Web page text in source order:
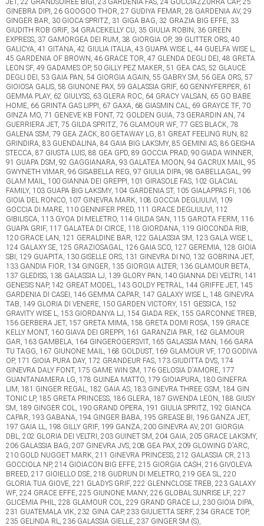
GINEBRA DIPI, 26 GOOGOO THOR, 27 GUDIYA FEMAR, 28 GARDENIA AV, 29
GINGER BAR, 30 GIOCA SPRITZ, 31 GIGA BAG, 32 GRAZIA BIG EFFE, 33
GIUDITH ROB GRIF, 34 GRACEKELLY CU, 35 GIULIA ROBIN, 36 GREEN
EXPRESS, 37 GAMORGEA DEI RUM, 38 GIORGIA OP, 39 GLITTER ORS, 40
GALICYA, 41 GITANA, 42 GIULIA ITALIA, 43 GUAPA WISE L, 44 GUELFA WISE L,
45 GARDENIA OF BROWN, 46 GRACE TOR, 47 GLENDA DEGLI DEI, 48 GRETA
LEON SF, 49 GADAMES OP, 50 GILLY PEZ MAKER, 51 GEA CAS, 52 GLAUCE
DEGLI DEI, 53 GAIA PAN, 54 GIORGIA AGAIN, 55 GABRY SM, 56 GEA ORS, 57
GIOIOSA GALIS, 58 GIUNONE PAX, 59 GALASSIA GRIF, 60 GENNYFERPER, 61
GEMMA PLAY, 62 GIULYSS, 63 GLERA ROC, 64 GRACY VALSAN, 65 GO BABE
HOME, 66 GRINTA GAS LIPPI, 67 GAXA, 68 GIASMIN CAL, 69 GRAYCE TF, 70
GINZA MO, 71 GENEVE KB FONT, 72 GOLDEN GUIA, 73 GERARDIN AN, 74
GUERRIERA JET, 75 GILDA SPRITZ, 76 GLAMOUR WF, 77 GES BLACK, 78
GALENA SSM, 79 GEA ZACK, 80 GETAWAY LG, 81 GREAT FEELING RUN, 82
GRINDIRA, 83 GUENDALINA, 84 GAIA BIG LAKSMY, 85 GEMINI AS, 86 GEISHA
STECCA, 87 GIUSTA LUIS, 88 GEA GPD, 89 GOCCIA PRAD, 90 GIADA WINNER,
91 GUAPA DSM, 92 GAGGIANARA, 93 GALATEA MOON, 94 GACRUX MAIL, 95
GWYNETH VIMAR, 96 GISABELLA REG, 97 GIULIA DIPA, 98 GABELLAGAL, 99
GLAM MAIL, 100 GIANNA DEI GREPPI, 101 GIRASOLE FAS, 102 GLACIAL
FAMILY, 103 GUAPA BIG LAKSMY, 104 GARDENIA ST, 105 GIALAPPAS FI, 106
GIOIA DEL RONCO, 107 GINEVRA MARK, 108 GOCCIA DEGLIULIVI, 109
GOCCIA DI MARE, 110 GENNIFER PRED, 111 GRACE DEGLIULIVI, 112
GIBILISCA, 113 GYOA DI MELETRO, 114 GILDA SAN, 115 GAROTA FERM, 116
GUAPA GRIF, 117 GALATEA DI CIRCE, 118 GIORDANA, 119 GIOCONDA RIB,
120 GRACE LAN, 121 GERALDINE BAR, 122 GALASSIA SM, 123 GALA WISE L,
124 GALAXY SE, 125 GRAZIOSAGAL, 126 GAIA SCO, 127 GEREMIA, 128 GIOIA
SBI, 129 GUAPITA, 130 GISELLE ORS, 131 GINEVRA DI NO, 132 GOBRINA JET,
133 GANDIA FIOR, 134 GINGER, 135 GIORGIA ALTER, 136 GLAMOUR BETA,
137 GLEDISS, 138 GALASSIA LJ, 139 GLORY PAN, 140 GIANNA DEI VELTRI, 141
GENESIS NAP, 142 GREAT MODEL, 143 GOLDY PETRAL, 144 GRIFFE JET, 145
GARDENIA DI CASEI, 146 GEMMA CAPAR, 147 GALAXY WISE L, 148 GINEVRA
TAB, 149 GLORIA DI VENERE, 150 GARDEN VICTORY, 151 GESSICA, 152
GRAVITY WISE L, 153 GIORDANYA LJ, 154 GIADA REK, 155 GARCONNE TREB,
156 GERBERA JET, 157 GRETA MIMA, 158 GRETA DOMI ROSA, 159 GRACE
KELLY MONT, 160 GIAVA DEI GREPPI, 161 GARANZIA PAR, 162 GLAMOUR
GAR, 163 GAMBELA, 164 GINGEROGERSVIT, 165 GALASSIA MAN, 166 GARA
TU TAGG, 167 GIUNONE MAIL, 168 GOLDUST, 169 GLAMOUR VF, 170 GODIVA
OP, 171 GIOIA PURA DAY, 172 GRANDEUR FAS, 173 GIUDITTA DVS, 174
GINEVRA DALY FONT, 175 GAME WIN SM, 176 GELOSIA D'AMORE, 177
GUANTANAMERA LG, 178 GUINEA MATTO, 179 GIOIAPURA, 180 GINEFRA
LIM, 181 GINGER REGAL, 182 GAIA AS, 183 GINEVRA THREE GSM, 184 GIN
TONIC LP, 185 GRETA PRINCESS, 186 GLERA, 187 GWENDA LEON, 188 GIUSY
SM, 189 GINGER COL, 190 GRAND OPERA, 191 GIULIA SPRITZ, 192 GIANCA
CAPAR, 193 GABANA, 194 GINGER BABA, 195 GREASE BI, 196 GANZA JET,
197 GAIA LL, 198 GILLY GRIF, 199 GANZA, 200 GINEVRA AV, 201 GIORGIA
DBL, 202 GLORIA DEI VELTRI, 203 GUINET SM, 204 GAIA, 205 GRACE LAKSMY,
206 GALASSIA BAG, 207 GINEVRA JVS, 208 GEA PAX, 209 GLOWING D'ARC,
210 GOLD NUGGET MARK, 211 GINEVRA PRINCESS, 212 GALASSIA CR, 213
GOCCIOLA NP, 214 GIOIACON BIG EFFE, 215 GIORGIA CASH, 216 GIVOLEVA
BREED, 217 GIOIELLO DSE, 218 GUDRUN DI MELETRO, 219 GEA SL, 220
GLORIA TUA GIOVE, 221 GLADYS GRIF, 222 GLENNCLOSE TREB, 223 GALAXY
WF, 224 GRACE EFFE, 225 GIUNONE MANY, 226 GLOBAL SUNRISE LF, 227
GLICEMIA PHIL, 228 GLAMOUR COL, 229 GRAND GRACE LJ, 230 GIOIA DIPA,
231 GUATEMALA VIK, 232 GINA CAP, 233 GIULIETTA SERF, 234 GRACE TOP,
235 GELINDA RL, 236 GALASSIA GIELLE, 237 GINGER SM (S),